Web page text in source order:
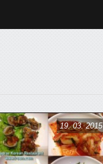
19. 03. 2015